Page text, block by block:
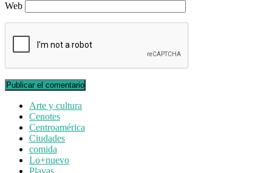
Web
Arte y cultura
Cenotes
Centroamérica
Ciudades
comida
Lo+nuevo